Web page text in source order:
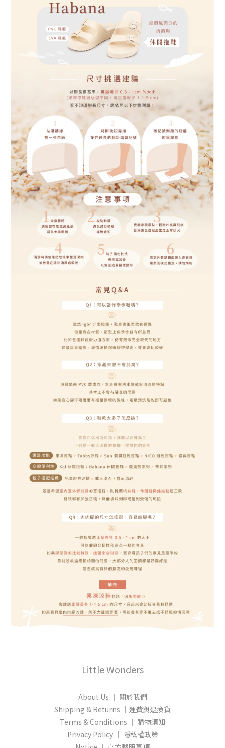
Little Wonders
About Us │ 關於我們
Shipping & Returns │運費與退換貨
Terms & Conditions │ 購物須知
Privacy Policy │ 隱私權政策